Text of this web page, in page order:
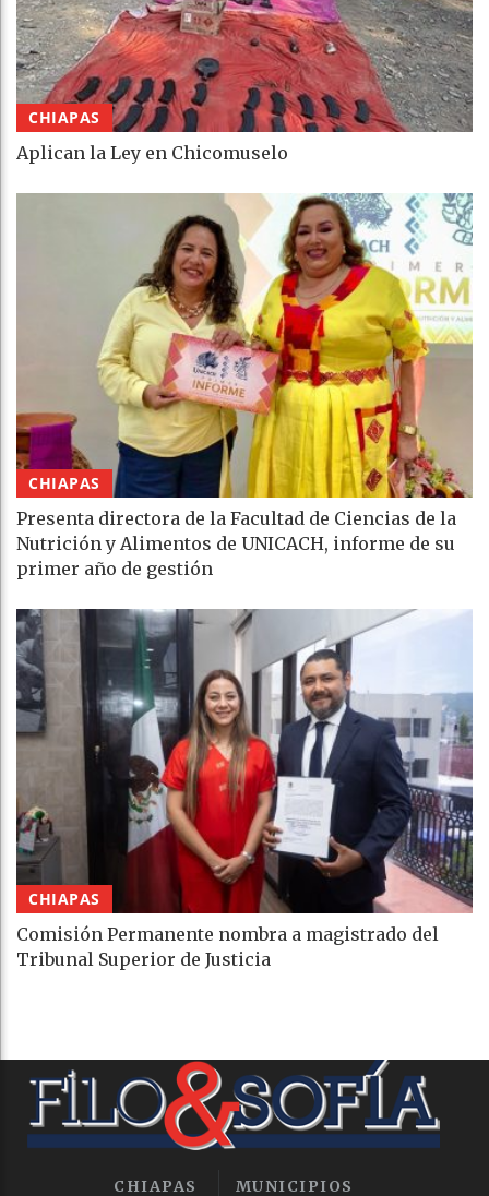
CHIAPAS
Aplican la Ley en Chicomuselo
CHIAPAS
Presenta directora de la Facultad de Ciencias de la
Nutrición y Alimentos de UNICACH, informe de su
primer año de gestión
CHIAPAS
Comisión Permanente nombra a magistrado del
Tribunal Superior de Justicia
CHIAPAS MUNICIPIOS